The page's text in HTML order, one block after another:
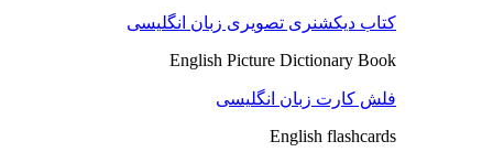
کتاب دیکشنری تصویری زبان انگلیسی
English Picture Dictionary Book
فلش کارت زبان انگلیسی
English flashcards